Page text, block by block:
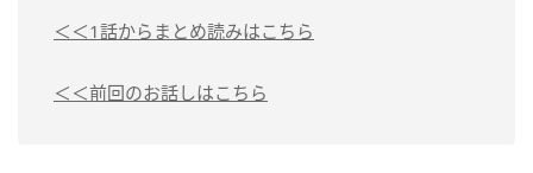
＜＜1話からまとめ読みはこちら
＜＜前回のお話しはこちら